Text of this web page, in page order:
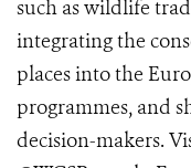
such as wildlife
integrating the
places into the
programmes, and
decision-makers.